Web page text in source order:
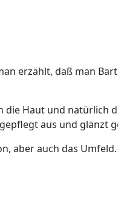
erzählt, daß man
Haut und natürlich
aus und glänzt
aber auch das